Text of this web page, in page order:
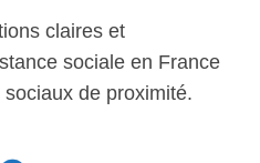
claires et
sociale en France
de proximité.